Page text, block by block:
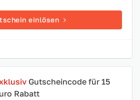
einlösen
Gutscheincode für 15
Rabatt